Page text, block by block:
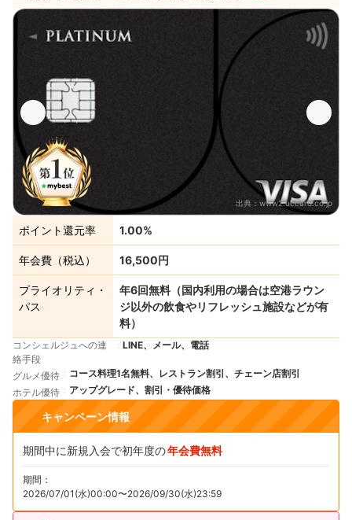
出典： www2.uccard.co.jp
ポイント還元率 1.00%
年会費（税込） 16,500円
プライオリティ・
パス
年6回無料（国内利用の場合は空港ラウン
ジ以外の飲食やリフレッシュ施設などが有
料）
コンシェルジュへの連
絡手段
LINE、メール、電話
グルメ優待
コース料理1名無料、レストラン割引、チェーン店割引
ホテル優待
アップグレード、割引・優待価格
キャンペーン情報
期間中に新規入会で初年度の年会費無料
期間：
2026/07/01(水)00:00〜2026/09/30(水)23:59